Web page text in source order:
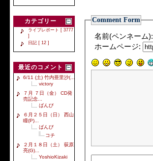
カテゴリー
ライブレポート [ 3777
]
日記 [ 12 ]
最近のコメント
6/11 (土) 竹内亜里沙(...
victory
７月 ７日（金） CD発
売記念...
ばんび
６月２５日（日） 西山
瞳(P)...
ばんび
コチ
２月１８日（土） 荻原
亮(G)...
YoshioKizaki
Comment Form
名前(ペンネーム):
ホームページ: